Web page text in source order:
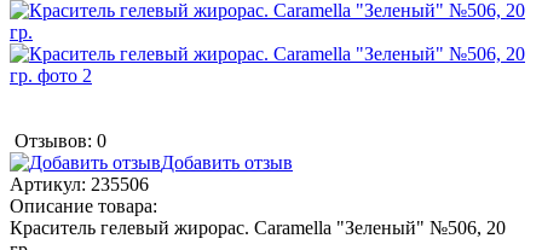
Отзывов: 0
Добавить отзыв
Артикул: 235506
Описание товара:
Краситель гелевый жирорас. Caramella "Зеленый" №506, 20